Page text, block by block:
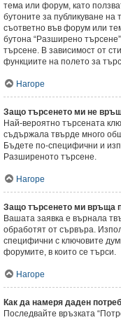
тема или форум, като
бутоните за публикуване на
съответно във форум или
бутона “Разширено
търсене. В зависимост от
функциите на полето за
Нагоре
Защо търсенето ми не
Най-вероятно търсената
съдържала твърде много
Бъдете по-специфични и
Разширеното търсене.
Нагоре
Защо търсенето ми връща
Вашата заявка е върнала
обработят от сървъра.
специфични с ключовите
форумите, в които се търси.
Нагоре
Как да намеря даден
Последвайте връзката